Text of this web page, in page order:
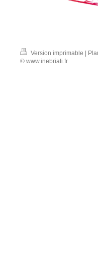
Version imprimable
© www.inebriati.fr